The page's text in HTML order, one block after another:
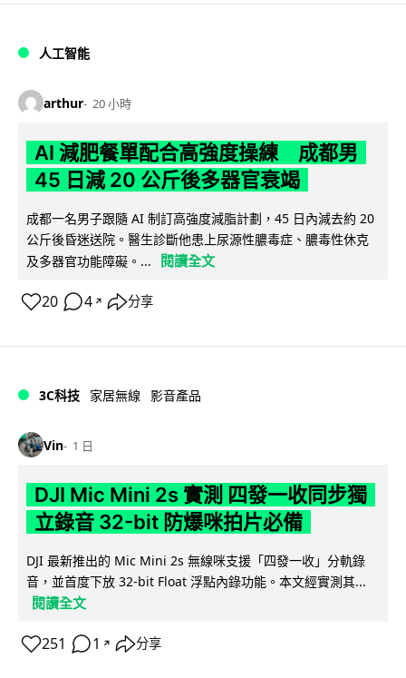
人工智能
arthur 20 小時
AI 減肥餐單配合高強度操練 成都男
45 日減 20 公斤後多器官衰竭
成都一名男子跟隨 AI 制訂高強度減脂計劃，45 日內減去約 20
公斤後昏迷送院。醫生診斷他患上尿源性膿毒症、膿毒性休克
及多器官功能障礙。...
閱讀全文
20 4 ↗ 分享
3C科技 家居無線 影音產品
Vin 1 日
DJI Mic Mini 2s 實測 四發一收同步獨
立錄音 32-bit 防爆咪拍片必備
DJI 最新推出的 Mic Mini 2s 無線咪支援「四發一收」分軌錄
音，並首度下放 32-bit Float 浮點內錄功能。本文經實測其...
閱讀全文
251 1 ↗ 分享